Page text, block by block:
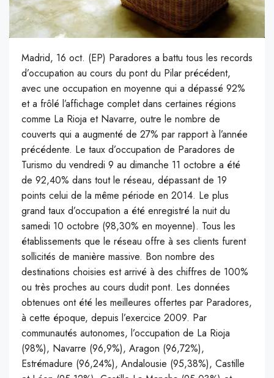
Madrid, 16 oct. (EP) Paradores a battu tous les records
d’occupation au cours du pont du Pilar précédent,
avec une occupation en moyenne qui a dépassé 92%
et a frôlé l’affichage complet dans certaines régions
comme La Rioja et Navarre, outre le nombre de
couverts qui a augmenté de 27% par rapport à l’année
précédente. Le taux d’occupation de Paradores de
Turismo du vendredi 9 au dimanche 11 octobre a été
de 92,40% dans tout le réseau, dépassant de 19
points celui de la même période en 2014. Le plus
grand taux d’occupation a été enregistré la nuit du
samedi 10 octobre (98,30% en moyenne). Tous les
établissements que le réseau offre à ses clients furent
sollicités de manière massive. Bon nombre des
destinations choisies est arrivé à des chiffres de 100%
ou très proches au cours dudit pont. Les données
obtenues ont été les meilleures offertes par Paradores,
à cette époque, depuis l’exercice 2009. Par
communautés autonomes, l’occupation de La Rioja
(98%), Navarre (96,9%), Aragon (96,72%),
Estrémadure (96,24%), Andalousie (95,38%), Castille